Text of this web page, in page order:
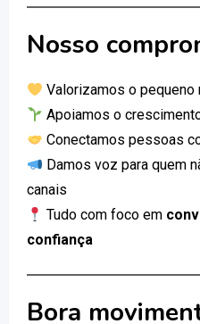
Nosso
Valorizamos o pequeno
Apoiamos o
Conectamos pessoas
Damos voz para quem
canais
Tudo com foco em
confiança
Bora